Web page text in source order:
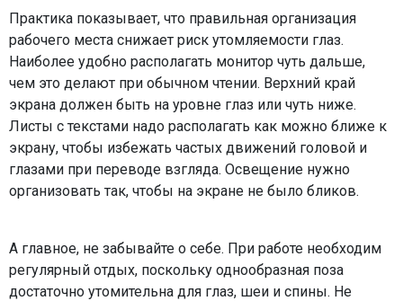
Практика показывает, что правильная организация
рабочего места снижает риск утомляемости глаз.
Наиболее удобно располагать монитор чуть дальше,
чем это делают при обычном чтении. Верхний край
экрана должен быть на уровне глаз или чуть ниже.
Листы с текстами надо располагать как можно ближе к
экрану, чтобы избежать частых движений головой и
глазами при переводе взгляда. Освещение нужно
организовать так, чтобы на экране не было бликов.
А главное, не забывайте о себе. При работе необходим
регулярный отдых, поскольку однообразная поза
достаточно утомительна для глаз, шеи и спины. Не